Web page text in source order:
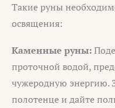
Такие руны
освящения:
Каменные руны:
проточной водой,
чужеродную энергию.
полотенце и дайте